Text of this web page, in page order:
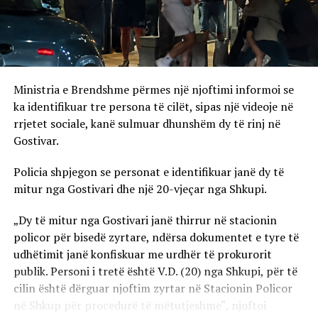
Ministria e Brendshme përmes një njoftimi informoi se
ka identifikuar tre persona të cilët, sipas një videoje në
rrjetet sociale, kanë sulmuar dhunshëm dy të rinj në
Gostivar.
Policia shpjegon se personat e identifikuar janë dy të
mitur nga Gostivari dhe një 20-vjeçar nga Shkupi.
„Dy të mitur nga Gostivari janë thirrur në stacionin
policor për bisedë zyrtare, ndërsa dokumentet e tyre të
udhëtimit janë konfiskuar me urdhër të prokurorit
publik. Personi i tretë është V.D. (20) nga Shkupi, për të
cilin është dërguar njoftim zyrtar në Stacionin Policor
në Shkup për procedurë të mëtutjeshme“, njoftoi